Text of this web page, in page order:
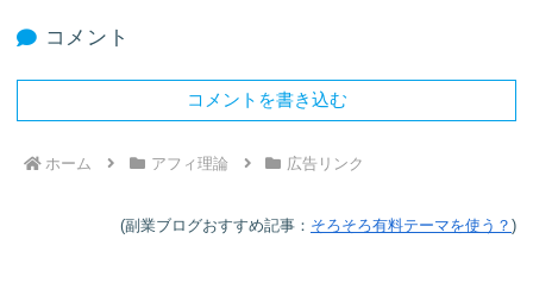
コメント
コメントを書き込む
ホーム アフィ理論 広告リンク
(副業ブログおすすめ記事： そろそろ有料テーマを使う？ )